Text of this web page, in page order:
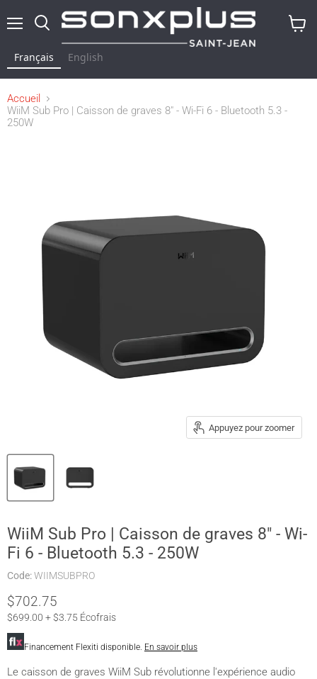
Français English
Accueil
WiiM Sub Pro | Caisson de graves 8" - Wi-Fi 6 - Bluetooth 5.3 -
250W
Appuyez pour zoomer
WiiM Sub Pro | Caisson de graves 8" - Wi-
Fi 6 - Bluetooth 5.3 - 250W
Code:WIIMSUBPRO
$702.75
$699.00 + $3.75 Écofrais
Financement Flexiti disponible. En savoir plus
Le caisson de graves WiiM Sub révolutionne l'expérience audio